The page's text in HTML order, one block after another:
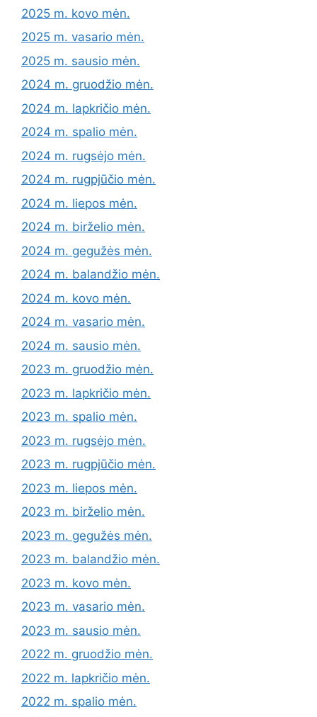
2025 m. kovo mėn.
2025 m. vasario mėn.
2025 m. sausio mėn.
2024 m. gruodžio mėn.
2024 m. lapkričio mėn.
2024 m. spalio mėn.
2024 m. rugsėjo mėn.
2024 m. rugpjūčio mėn.
2024 m. liepos mėn.
2024 m. birželio mėn.
2024 m. gegužės mėn.
2024 m. balandžio mėn.
2024 m. kovo mėn.
2024 m. vasario mėn.
2024 m. sausio mėn.
2023 m. gruodžio mėn.
2023 m. lapkričio mėn.
2023 m. spalio mėn.
2023 m. rugsėjo mėn.
2023 m. rugpjūčio mėn.
2023 m. liepos mėn.
2023 m. birželio mėn.
2023 m. gegužės mėn.
2023 m. balandžio mėn.
2023 m. kovo mėn.
2023 m. vasario mėn.
2023 m. sausio mėn.
2022 m. gruodžio mėn.
2022 m. lapkričio mėn.
2022 m. spalio mėn.